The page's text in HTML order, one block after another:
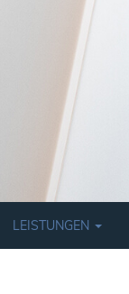
LEISTUNGEN